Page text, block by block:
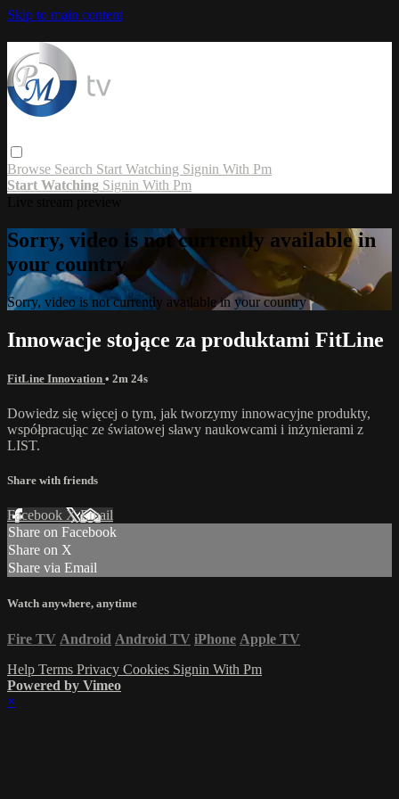
Skip to main content
Browse Search Start Watching Signin With Pm
Start Watching Signin With Pm
Sorry, video is not currently available in
your country
Sorry, video is not currently available in your country
Innowacje stojące za produktami FitLine
FitLine Innovation • 2m 24s
Dowiedz się więcej o tym, jak tworzymy innowacyjne produkty,
współpracując ze światowej sławy naukowcami i inżynierami z
LIST.
Share with friends
Facebook XEmail
Share on Facebook
Share on X
Share via Email
Watch anywhere, anytime
Fire TV Android Android TV iPhone Apple TV
Help Terms Privacy Cookies Signin With Pm
Powered by Vimeo
×